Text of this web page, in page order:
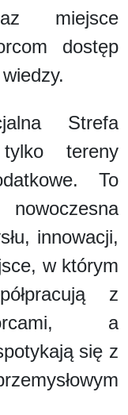
miejsce
dostęp
Strefa
tereny
To
innowacji,
w którym
z
a
się z